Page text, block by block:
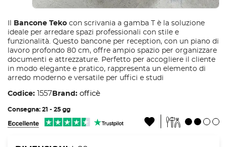
Bancone Teko con scrivania a gamba T è la soluzione
ideale per arredare spazi professionali con stile e
funzionalità. Questo bancone per reception, con un piano di
lavoro profondo 80 cm, offre ampio spazio per organizzare
documenti e attrezzature. Perfetto per accogliere il cliente
in modo elegante e pratico, rappresenta un elemento di
arredo moderno e versatile per uffici e studi
Codice: 1557 Brand: officè
Consegna: 21 - 25 gg